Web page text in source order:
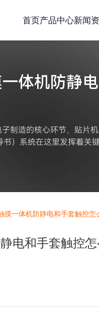
首页产品中心新闻
体机防静
制造的核心环节，贴片
）系统在这里发挥着关
摸一体机防静电和手套触控怎
电和手套触控